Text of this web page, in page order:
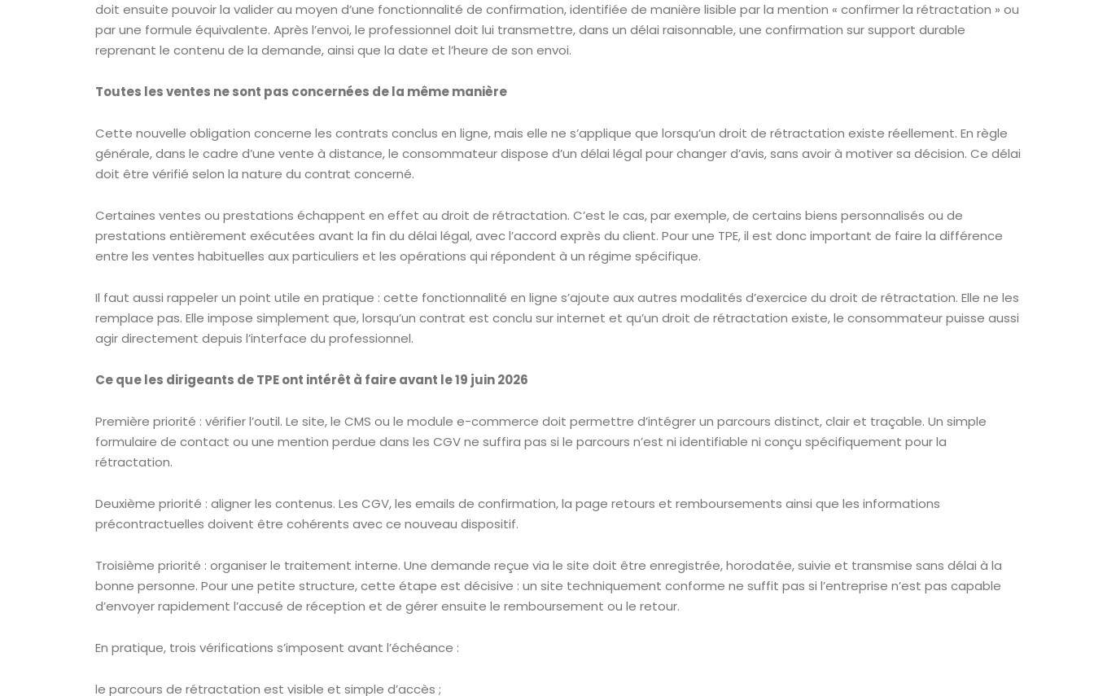
doit ensuite pouvoir la valider au moyen d’une fonctionnalité de confirmation, identifiée de manière lisible par la mention « confirmer la rétractation » ou
par une formule équivalente. Après l’envoi, le professionnel doit lui transmettre, dans un délai raisonnable, une confirmation sur support durable
reprenant le contenu de la demande, ainsi que la date et l’heure de son envoi.
Toutes les ventes ne sont pas concernées de la même manière
Cette nouvelle obligation concerne les contrats conclus en ligne, mais elle ne s’applique que lorsqu’un droit de rétractation existe réellement. En règle
générale, dans le cadre d’une vente à distance, le consommateur dispose d’un délai légal pour changer d’avis, sans avoir à motiver sa décision. Ce délai
doit être vérifié selon la nature du contrat concerné.
Certaines ventes ou prestations échappent en effet au droit de rétractation. C’est le cas, par exemple, de certains biens personnalisés ou de
prestations entièrement exécutées avant la fin du délai légal, avec l’accord exprès du client. Pour une TPE, il est donc important de faire la différence
entre les ventes habituelles aux particuliers et les opérations qui répondent à un régime spécifique.
Il faut aussi rappeler un point utile en pratique : cette fonctionnalité en ligne s’ajoute aux autres modalités d’exercice du droit de rétractation. Elle ne les
remplace pas. Elle impose simplement que, lorsqu’un contrat est conclu sur internet et qu’un droit de rétractation existe, le consommateur puisse aussi
agir directement depuis l’interface du professionnel.
Ce que les dirigeants de TPE ont intérêt à faire avant le 19 juin 2026
Première priorité : vérifier l’outil. Le site, le CMS ou le module e-commerce doit permettre d’intégrer un parcours distinct, clair et traçable. Un simple
formulaire de contact ou une mention perdue dans les CGV ne suffira pas si le parcours n’est ni identifiable ni conçu spécifiquement pour la
rétractation.
Deuxième priorité : aligner les contenus. Les CGV, les emails de confirmation, la page retours et remboursements ainsi que les informations
précontractuelles doivent être cohérents avec ce nouveau dispositif.
Troisième priorité : organiser le traitement interne. Une demande reçue via le site doit être enregistrée, horodatée, suivie et transmise sans délai à la
bonne personne. Pour une petite structure, cette étape est décisive : un site techniquement conforme ne suffit pas si l’entreprise n’est pas capable
d’envoyer rapidement l’accusé de réception et de gérer ensuite le remboursement ou le retour.
En pratique, trois vérifications s’imposent avant l’échéance :
le parcours de rétractation est visible et simple d’accès ;